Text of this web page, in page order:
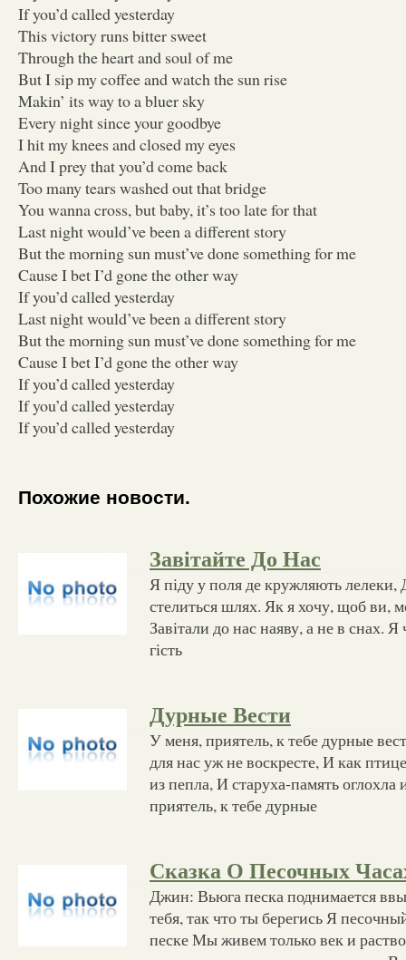
If you’d called yesterday
This victory runs bitter sweet
Through the heart and soul of me
But I sip my coffee and watch the sun rise
Makin’ its way to a bluer sky
Every night since your goodbye
I hit my knees and closed my eyes
And I prey that you’d come back
Too many tears washed out that bridge
You wanna cross, but baby, it’s too late for that
Last night would’ve been a different story
But the morning sun must’ve done something for me
Cause I bet I’d gone the other way
If you’d called yesterday
Last night would’ve been a different story
But the morning sun must’ve done something for me
Cause I bet I’d gone the other way
If you’d called yesterday
If you’d called yesterday
If you’d called yesterday
Похожие новости.
Завітайте До Нас
Я піду у поля де кружляють
стелиться шлях. Як я хочу, щоб ви,
Завітали до нас наяву, а не в снах.
гість
Дурные Вести
У меня, приятель, к тебе дурные
для нас уж не воскресте, И как
из пепла, И старуха-память оглохла
приятель, к тебе дурные
Сказка О Песочных
Джин: Вьюга песка поднимается
тебя, так что ты берегись Я
песке Мы живем только век и